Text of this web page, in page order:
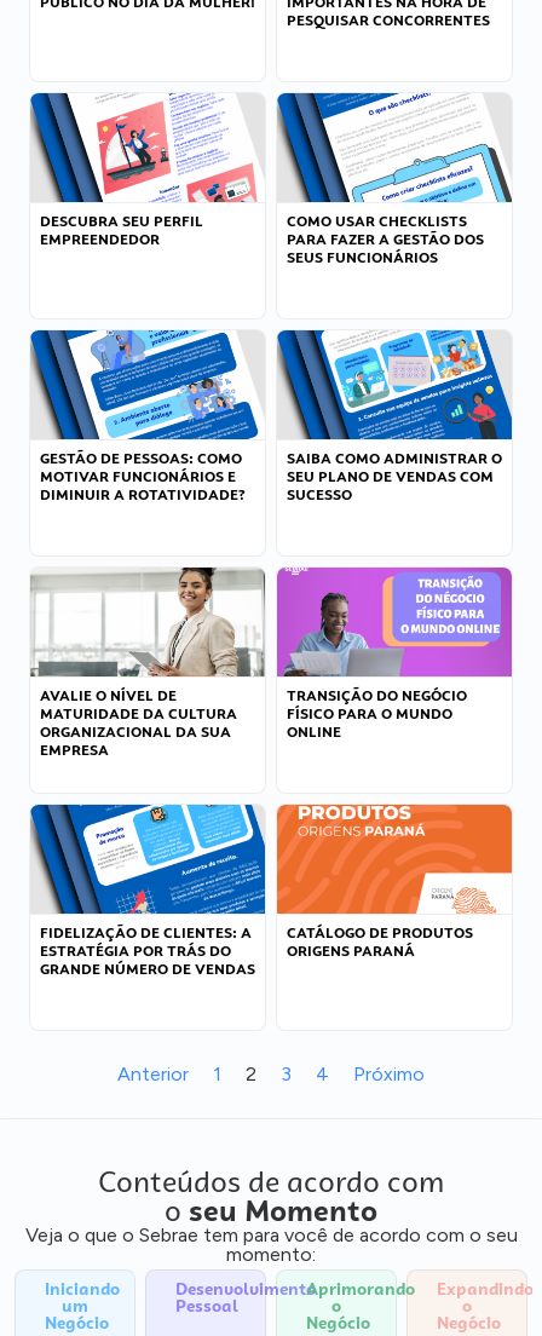
PESQUISAR CONCORRENTES
DESCUBRA SEU PERFIL
EMPREENDEDOR
COMO USAR CHECKLISTS
PARA FAZER A GESTÃO DOS
SEUS FUNCIONÁRIOS
GESTÃO DE PESSOAS: COMO
MOTIVAR FUNCIONÁRIOS E
DIMINUIR A ROTATIVIDADE?
SAIBA COMO ADMINISTRAR O
SEU PLANO DE VENDAS COM
SUCESSO
AVALIE O NÍVEL DE
MATURIDADE DA CULTURA
ORGANIZACIONAL DA SUA
EMPRESA
TRANSIÇÃO DO NEGÓCIO
FÍSICO PARA O MUNDO
ONLINE
FIDELIZAÇÃO DE CLIENTES: A
ESTRATÉGIA POR TRÁS DO
GRANDE NÚMERO DE VENDAS
CATÁLOGO DE PRODUTOS
ORIGENS PARANÁ
Anterior 1 2 3 4 Próximo
Conteúdos de acordo com
o seu Momento
Veja o que o Sebrae tem para você de acordo com o seu
momento:
Iniciando
um
Negócio
Desenvolvimento
Pessoal
Aprimorando
o
Negócio
Expandindo
o
Negócio